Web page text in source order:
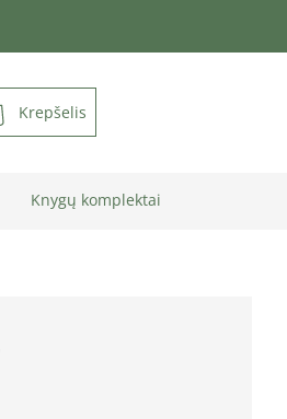
Krepšelis
Knygų komplektai